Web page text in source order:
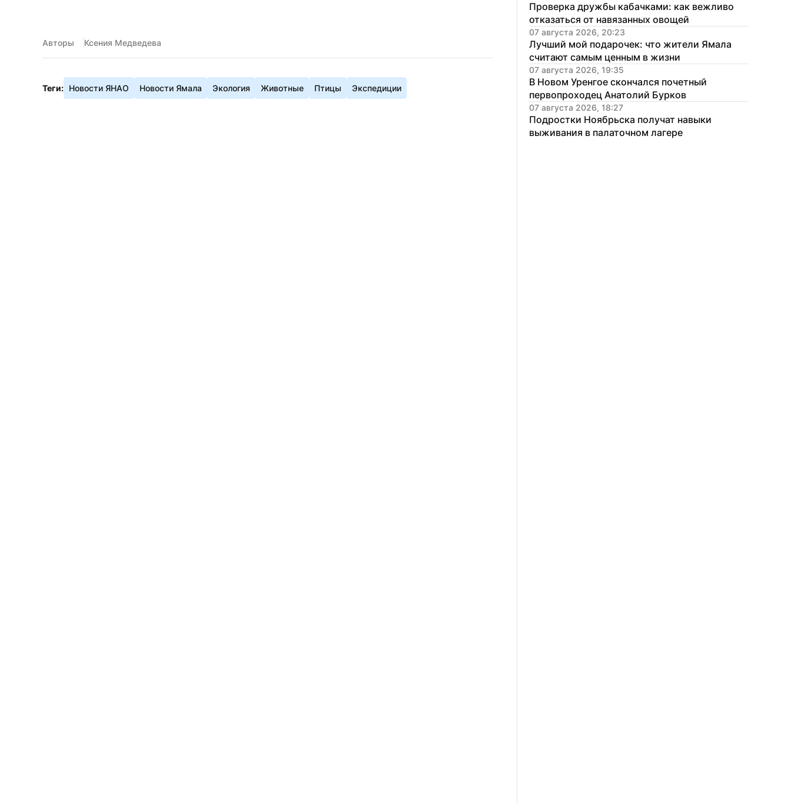
Авторы Ксения Медведева
Теги: Новости ЯНАО Новости Ямала Экология Животные Птицы Экспедиции
Проверка дружбы кабачками: как вежливо
отказаться от навязанных овощей
07 августа 2026, 20:23
Лучший мой подарочек: что жители Ямала
считают самым ценным в жизни
07 августа 2026, 19:35
В Новом Уренгое скончался почетный
первопроходец Анатолий Бурков
07 августа 2026, 18:27
Подростки Ноябрьска получат навыки
выживания в палаточном лагере